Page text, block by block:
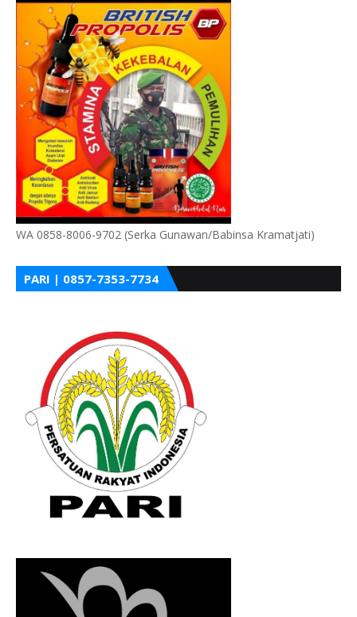
WA 0858-8006-9702 (Serka Gunawan/Babinsa Kramatjati)
PARI | 0857-7353-7734